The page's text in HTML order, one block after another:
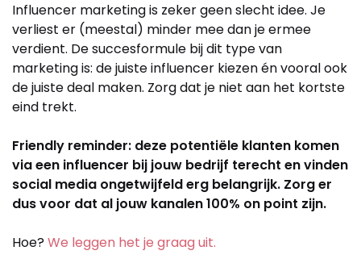
Influencer marketing is zeker geen slecht idee. Je
verliest er (meestal) minder mee dan je ermee
verdient. De succesformule bij dit type van
marketing is: de juiste influencer kiezen én vooral ook
de juiste deal maken. Zorg dat je niet aan het kortste
eind trekt.
Friendly reminder: deze potentiële klanten komen
via een influencer bij jouw bedrijf terecht en vinden
social media ongetwijfeld erg belangrijk. Zorg er
dus voor dat al jouw kanalen 100% on point zijn.
Hoe?We leggen het je graag uit.